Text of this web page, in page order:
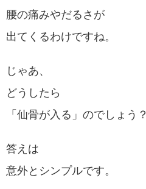
腰の痛みやだるさが
出てくるわけですね。
じゃあ、
どうしたら
「仙骨が入る」のでしょう？
答えは
意外とシンプルです。